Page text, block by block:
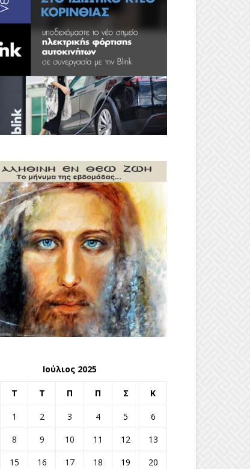
Ιούλιος 2025
Τ Τ Π Π Σ Κ
1 2 3 4 5
6
8 9 10 11 12
13
15 16 17 18 19
20